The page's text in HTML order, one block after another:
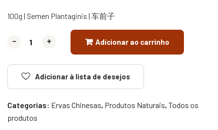
100g | Semen Plantaginis | 车前子
- +
- + Adicionar ao carrinho
Adicionar à lista de desejos
Categorias: Ervas Chinesas, Produtos Naturais, Todos os
produtos